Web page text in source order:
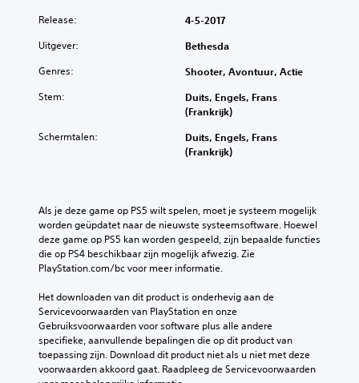
Release: 4-5-2017
Uitgever: Bethesda
Genres: Shooter, Avontuur, Actie
Stem:
Duits, Engels, Frans
(Frankrijk)
Schermtalen:
Duits, Engels, Frans
(Frankrijk)
Als je deze game op PS5 wilt spelen, moet je systeem mogelijk
worden geüpdatet naar de nieuwste systeemsoftware. Hoewel
deze game op PS5 kan worden gespeeld, zijn bepaalde functies
die op PS4 beschikbaar zijn mogelijk afwezig. Zie
PlayStation.com/bc voor meer informatie.
Het downloaden van dit product is onderhevig aan de
Servicevoorwaarden van PlayStation en onze
Gebruiksvoorwaarden voor software plus alle andere
specifieke, aanvullende bepalingen die op dit product van
toepassing zijn. Download dit product niet als u niet met deze
voorwaarden akkoord gaat. Raadpleeg de Servicevoorwaarden